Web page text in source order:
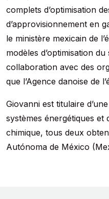
complets d’optimisation
d’approvisionnement en
le ministère mexicain de
modèles d’optimisation
collaboration avec des
que l’Agence danoise de
Giovanni est titulaire
systèmes énergétiques et
chimique, tous deux
Autónoma de México